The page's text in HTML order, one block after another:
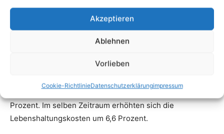
Akzeptieren
Ablehnen
Vorlieben
Cookie-RichtlinieDatenschutzerklärungimpressum